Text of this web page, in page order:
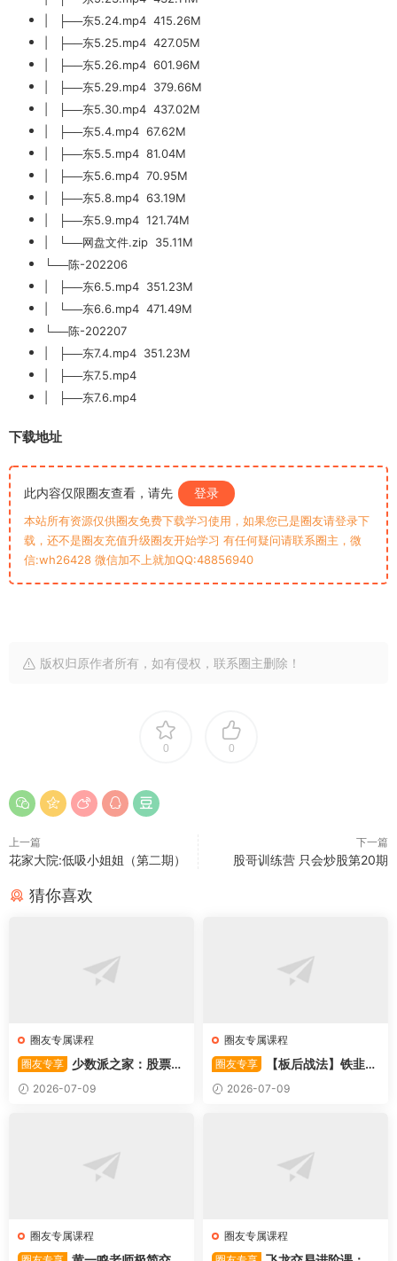
| ├──东5.24.mp4 415.26M
| ├──东5.25.mp4 427.05M
| ├──东5.26.mp4 601.96M
| ├──东5.29.mp4 379.66M
| ├──东5.30.mp4 437.02M
| ├──东5.4.mp4 67.62M
| ├──东5.5.mp4 81.04M
| ├──东5.6.mp4 70.95M
| ├──东5.8.mp4 63.19M
| ├──东5.9.mp4 121.74M
| └──网盘文件.zip 35.11M
└──陈-202206
| ├──东6.5.mp4 351.23M
| └──东6.6.mp4 471.49M
└──陈-202207
| ├──东7.4.mp4 351.23M
| ├──东7.5.mp4
| ├──东7.6.mp4
下载地址
此内容仅限圈友查看，请先 登录
本站所有资源仅供圈友免费下载学习使用，如果您已是圈友请登录下
载，还不是圈友充值升级圈友开始学习 有任何疑问请联系圈主，微
信:wh26428 微信加不上就加QQ:48856940
版权归原作者所有，如有侵权，联系圈主删除！
0 0
上一篇
花家大院:低吸小姐姐（第二期）
下一篇
股哥训练营 只会炒股第20期
猜你喜欢
圈友专属课程
圈友专享
少数派之家：股票操
作系统—从入门到精通
2026-07-09
圈友专属课程
圈友专享
【板后战法】铁韭菜
板后强势战法
2026-07-09
圈友专属课程
圈友专属课程